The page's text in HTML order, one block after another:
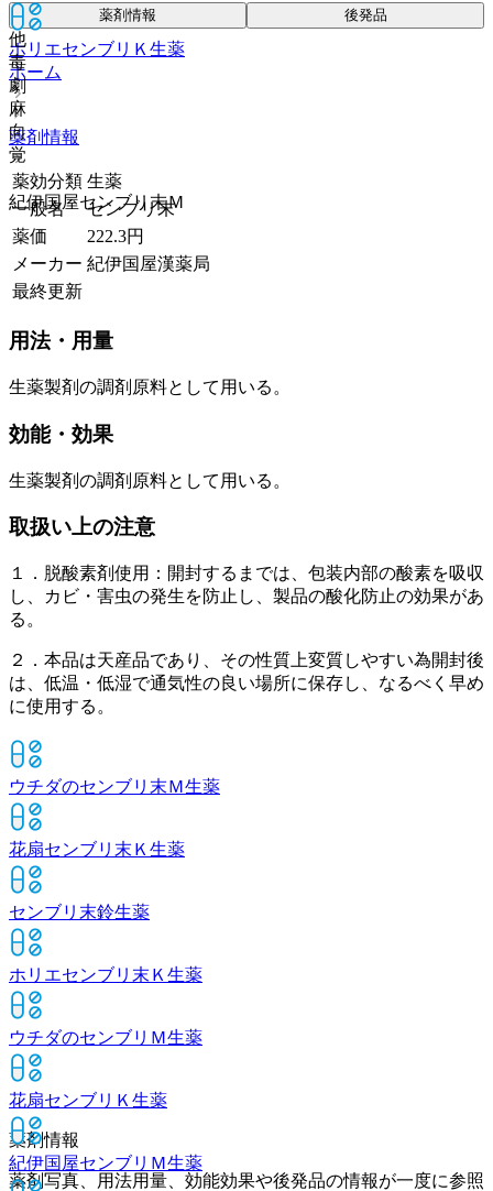
ホリエセンブリＫ 生薬
ホーム
薬剤情報
紀伊国屋センブリ末Ｍ
薬剤情報 後発品
他
毒
劇
麻
向
覚
薬効分類 生薬
一般名
センブリ末
薬価
222.3円
メーカー 紀伊国屋漢薬局
最終更新
用法・用量
生薬製剤の調剤原料として用いる。
効能・効果
生薬製剤の調剤原料として用いる。
取扱い上の注意
１．脱酸素剤使用：開封するまでは、包装内部の酸素を吸収
し、カビ・害虫の発生を防止し、製品の酸化防止の効果があ
る。
２．本品は天産品であり、その性質上変質しやすい為開封後
は、低温・低湿で通気性の良い場所に保存し、なるべく早め
に使用する。
ウチダのセンブリ末Ｍ生薬
花扇センブリ末Ｋ 生薬
センブリ末鈴生薬
ホリエセンブリ末Ｋ 生薬
ウチダのセンブリＭ生薬
花扇センブリＫ 生薬
紀伊国屋センブリＭ生薬
薬剤情報
薬剤写真、用法用量、効能効果や後発品の情報が一度に参照